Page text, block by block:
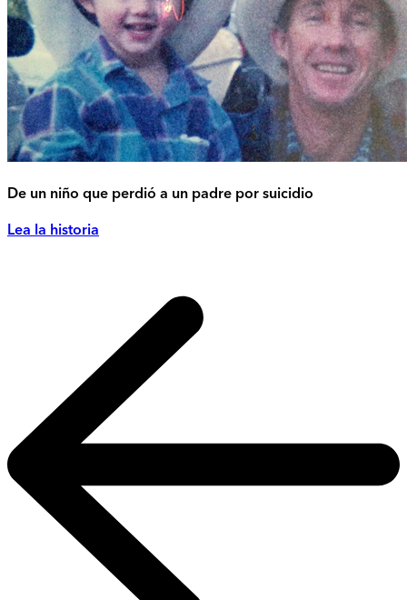
De un niño que perdió a un padre por suicidio
Lea la historia